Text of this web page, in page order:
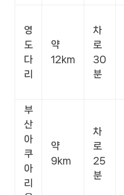
영
도
다
리
약
12km
차
로
30
분
부
산
아
쿠
아
리
약
9km
차
로
25
분